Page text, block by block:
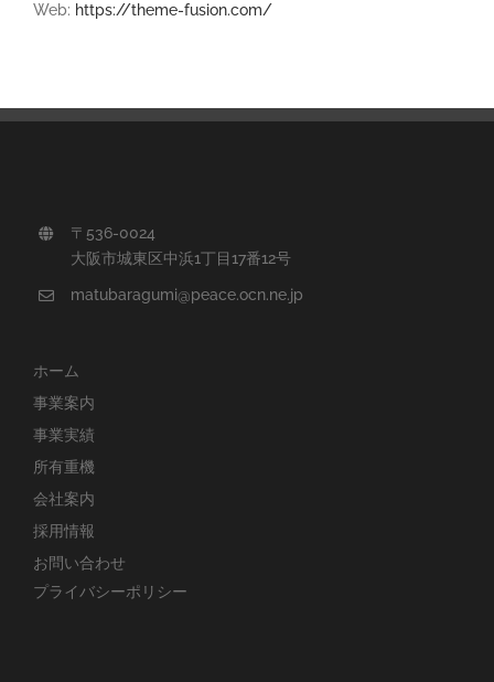
Web: https://theme-fusion.com/
〒536-0024
大阪市城東区中浜1丁目17番12号
matubaragumi@peace.ocn.ne.jp
ホーム
事業案内
事業実績
所有重機
会社案内
採用情報
お問い合わせ
プライバシーポリシー